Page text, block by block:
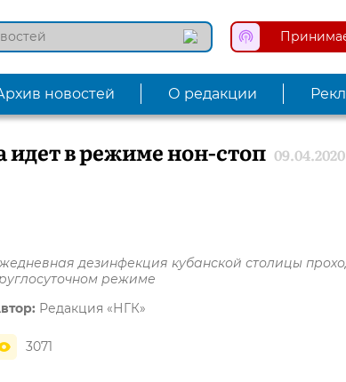
новостей О редакции
в режиме нон-стоп 09.04.2020
дезинфекция кубанской столицы
режиме
Редакция «НГК»
3071